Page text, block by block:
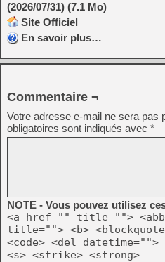
(2026/07/31) (7.1 Mo)
Site Officiel
En savoir plus…
Commentaire ¬
Votre adresse e-mail ne sera pas
obligatoires sont indiqués avec *
NOTE - Vous pouvez utilisez
<a href="" title="">
title=""> <b>
<code> <del
<s> <strike> <strong>